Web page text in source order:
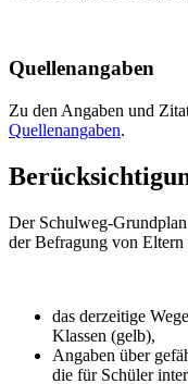
Quellenangaben
Zu den Angaben und
Quellenangaben.
Der Schulweg-
der Befragung von Eltern
das derzeitige
Klassen (gelb),
Angaben über
die für Schüler